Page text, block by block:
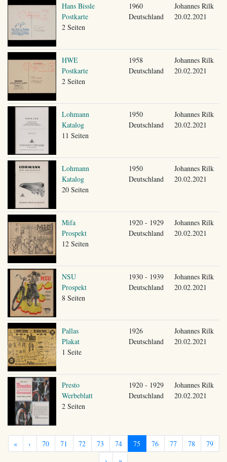
Hans Bissle
Postkarte
2 Seiten
1960
Deutschland
Johannes Rilk
20.02.2021
HWE
Postkarte
2 Seiten
1958
Deutschland
Johannes Rilk
20.02.2021
Lohmann
Katalog
11 Seiten
1950
Deutschland
Johannes Rilk
20.02.2021
Lohmann
Katalog
20 Seiten
1950
Deutschland
Johannes Rilk
20.02.2021
Mifa
Prospekt
12 Seiten
1920 - 1929
Deutschland
Johannes Rilk
20.02.2021
NSU
Prospekt
8 Seiten
1930 - 1939
Deutschland
Johannes Rilk
20.02.2021
Pallas
Plakat
1 Seite
1926
Deutschland
Johannes Rilk
20.02.2021
Presto
Werbeblatt
2 Seiten
1920 - 1929
Deutschland
Johannes Rilk
20.02.2021
« ‹ 70 71 72 73 74 75 76 77 78
79
›
»